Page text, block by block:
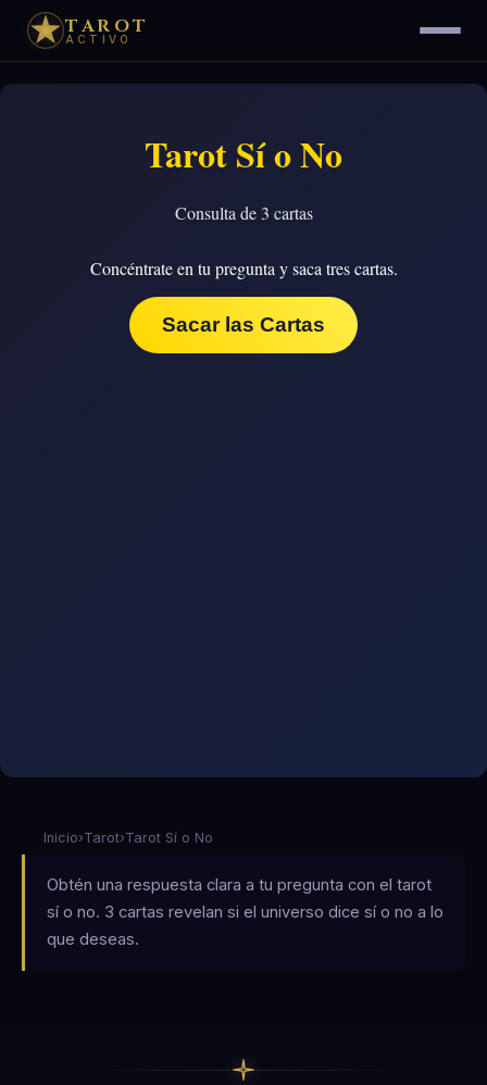
TAROT
ACTIVO
Tarot Sí o No
Consulta de 3 cartas
Concéntrate en tu pregunta y saca tres cartas.
Sacar las Cartas
Inicio›Tarot›Tarot Sí o No
Obtén una respuesta clara a tu pregunta con el tarot
sí o no. 3 cartas revelan si el universo dice sí o no a lo
que deseas.